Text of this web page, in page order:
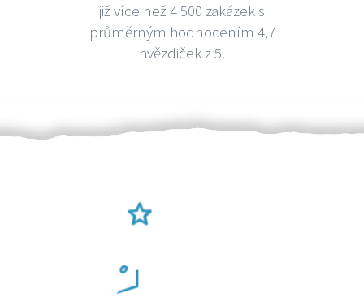
již více než 4 500 zakázek s
průměrným hodnocením 4,7
hvězdiček z 5.